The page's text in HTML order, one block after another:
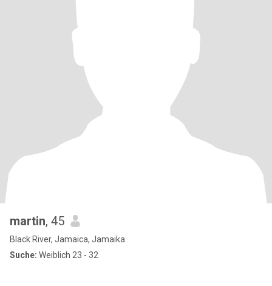
martin, 45
Black River, Jamaica, Jamaika
Suche: Weiblich 23 - 32